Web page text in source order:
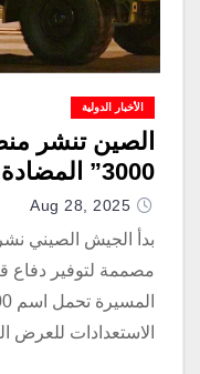
الأخبار الدولية
3000” المضادة للمسيّرات
Aug 28, 2025
بدأ الجيش الصيني
مصممة لتوفير دفاع
الاستعدادات للعرض